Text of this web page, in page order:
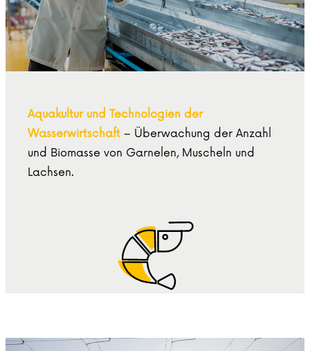
Aquakultur und Technologien der
Wasserwirtschaft – Überwachung der Anzahl
und Biomasse von Garnelen, Muscheln und
Lachsen.